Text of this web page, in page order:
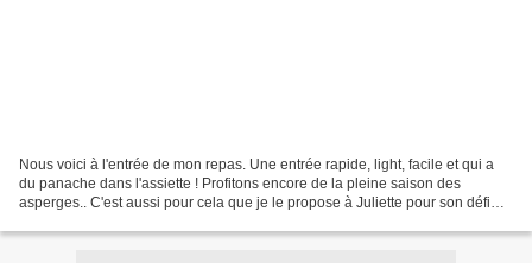
Nous voici à l'entrée de mon repas. Une entrée rapide, light, facile et qui a
du panache dans l'assiette ! Profitons encore de la pleine saison des
asperges.. C'est aussi pour cela que je le propose à Juliette pour son défi